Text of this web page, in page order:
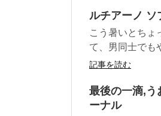
ルチアーノ ソ
こう暑いとちょ
て、男同士でも
記事を読む
最後の一滴,う
ーナル